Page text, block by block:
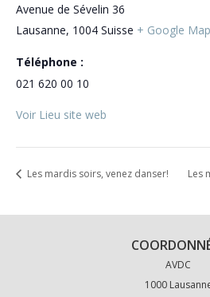
Avenue de Sévelin 36
Lausanne, 1004 Suisse + Google Map
Téléphone :
021 620 00 10
Voir Lieu site web
Les mardis soirs, venez danser! Les
AVDC
1000